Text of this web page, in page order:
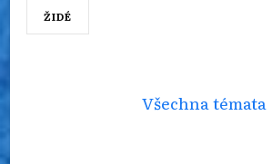
ŽIDÉ
Všechna témata